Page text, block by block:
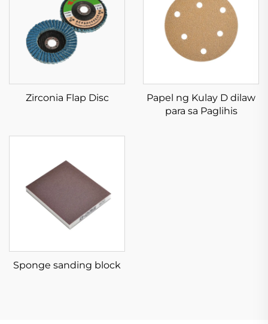
Zirconia Flap Disc
Papel ng Kulay D dilaw
para sa Paglihis
Sponge sanding block